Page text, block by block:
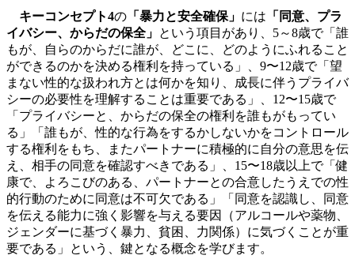
キーコンセプト4の 「暴力と安全確保」 には 「同意、プラ
イバシー、からだの保全」 という項目があり、5～8歳で「誰
もが、自らのからだに誰が、どこに、どのようにふれること
ができるのかを決める権利を持っている」、9〜12歳で「望
まない性的な扱われ方とは何かを知り、成長に伴うプライバ
シーの必要性を理解することは重要である」、12〜15歳で
「プライバシーと、からだの保全の権利を誰もがもってい
る」「誰もが、性的な行為をするかしないかをコントロール
する権利をもち、またパートナーに積極的に自分の意思を伝
え、相手の同意を確認すべきである」、15〜18歳以上で「健
康で、よろこびのある、パートナーとの合意したうえでの性
的行動のために同意は不可欠である」「同意を認識し、同意
を伝える能力に強く影響を与える要因（アルコールや薬物、
ジェンダーに基づく暴力、貧困、力関係）に気づくことが重
要である」という、鍵となる概念を学びます。